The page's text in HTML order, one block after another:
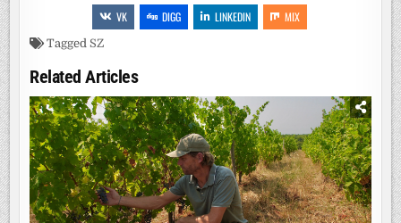
VK
DIGG LINKEDIN MIX
Tagged SZ
Related Articles